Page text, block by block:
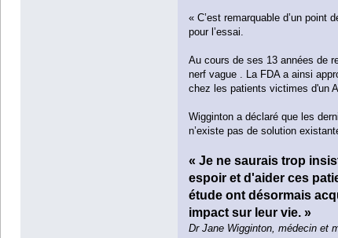
« C’est remarquable d’un
pour l’essai.
Au cours de ses 13 années de
nerf vague . La FDA a ainsi
chez les patients victimes d'un
Wigginton a déclaré que les
n’existe pas de solution
« Je ne saurais trop
espoir et d'aider ces
étude ont désormais
impact sur leur vie. »
Dr Jane Wigginton, médecin et